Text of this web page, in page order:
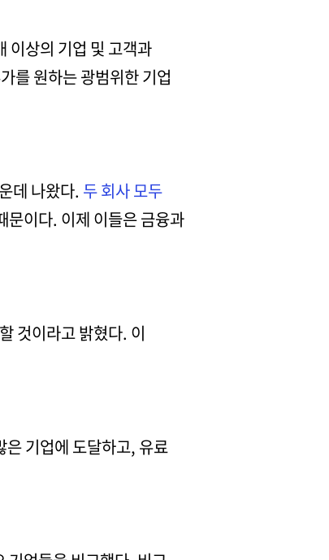
이상의 기업 및 고객과
를 원하는 광범위한 기업
데 나왔다. 두 회사 모두
문이다. 이제 이들은 금융과
것이라고 밝혔다. 이
기업에 도달하고, 유료